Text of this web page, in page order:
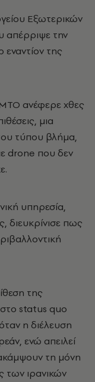
Εξωτερικών
απέρριψε την
της
ανέφερε χθες
μια
τύπου βλήμα,
drone που δεν
υπηρεσία,
διευκρίνισε πως
της
status quo
η διέλευση
ενώ απειλεί
τη μόνη
των ιρανικών